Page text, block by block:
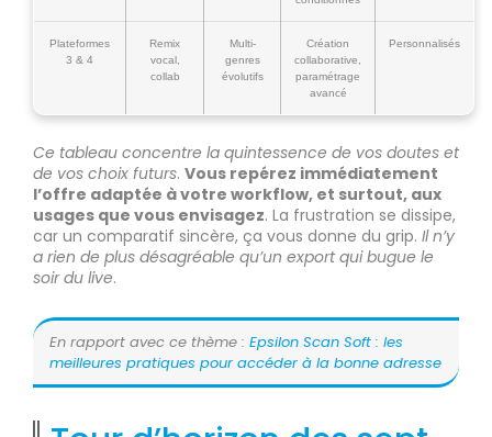
Plateformes
3 & 4
Remix
vocal,
collab
Multi-
genres
évolutifs
Création
collaborative,
paramétrage
avancé
Personnalisés
Ce tableau concentre la quintessence de vos doutes et
de vos choix futurs. Vous repérez immédiatement
l’offre adaptée à votre workflow, et surtout, aux
usages que vous envisagez. La frustration se dissipe,
car un comparatif sincère, ça vous donne du grip. Il n’y
a rien de plus désagréable qu’un export qui bugue le
soir du live.
En rapport avec ce thème : Epsilon Scan Soft : les
meilleures pratiques pour accéder à la bonne adresse